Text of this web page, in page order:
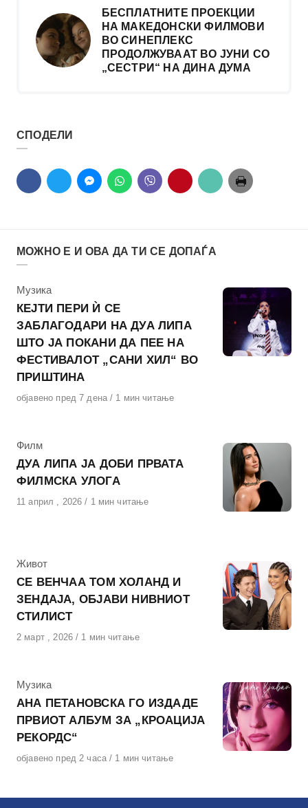
БЕСПЛАТНИТЕ ПРОЕКЦИИ
НА МАКЕДОНСКИ ФИЛМОВИ
ВО СИНЕПЛЕКС
ПРОДОЛЖУВААТ ВО ЈУНИ СО
„СЕСТРИ“ НА ДИНА ДУМА
СПОДЕЛИ
МОЖНО Е И ОВА ДА ТИ СЕ ДОПАЃА
КАтегорија
Музика
КЕЈТИ ПЕРИ Ѝ СЕ
ЗАБЛАГОДАРИ НА ДУА ЛИПА
ШТО ЈА ПОКАНИ ДА ПЕЕ НА
ФЕСТИВАЛОТ „САНИ ХИЛ“ ВО
ПРИШТИНА
Објавено
објавено пред 7 дена 1 мин читање
КАтегорија
Филм
ДУА ЛИПА ЈА ДОБИ ПРВАТА
ФИЛМСКА УЛОГА
Објавено
11 април , 2026 1 мин читање
КАтегорија
Живот
СЕ ВЕНЧАА ТОМ ХОЛАНД И
ЗЕНДАЈА, ОБЈАВИ НИВНИОТ
СТИЛИСТ
Објавено
2 март , 2026 1 мин читање
КАтегорија
Музика
АНА ПЕТАНОВСКА ГО ИЗДАДЕ
ПРВИОТ АЛБУМ ЗА „КРОАЦИЈА
РЕКОРДС“
Објавено
објавено пред 2 часа 1 мин читање